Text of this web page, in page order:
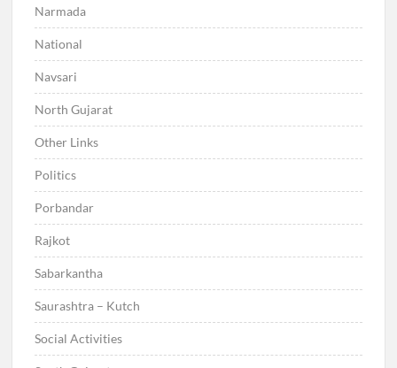
Narmada
National
Navsari
North Gujarat
Other Links
Politics
Porbandar
Rajkot
Sabarkantha
Saurashtra – Kutch
Social Activities